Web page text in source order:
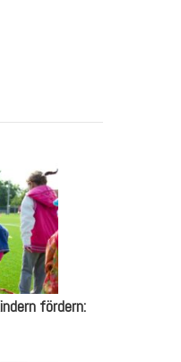
fördern: